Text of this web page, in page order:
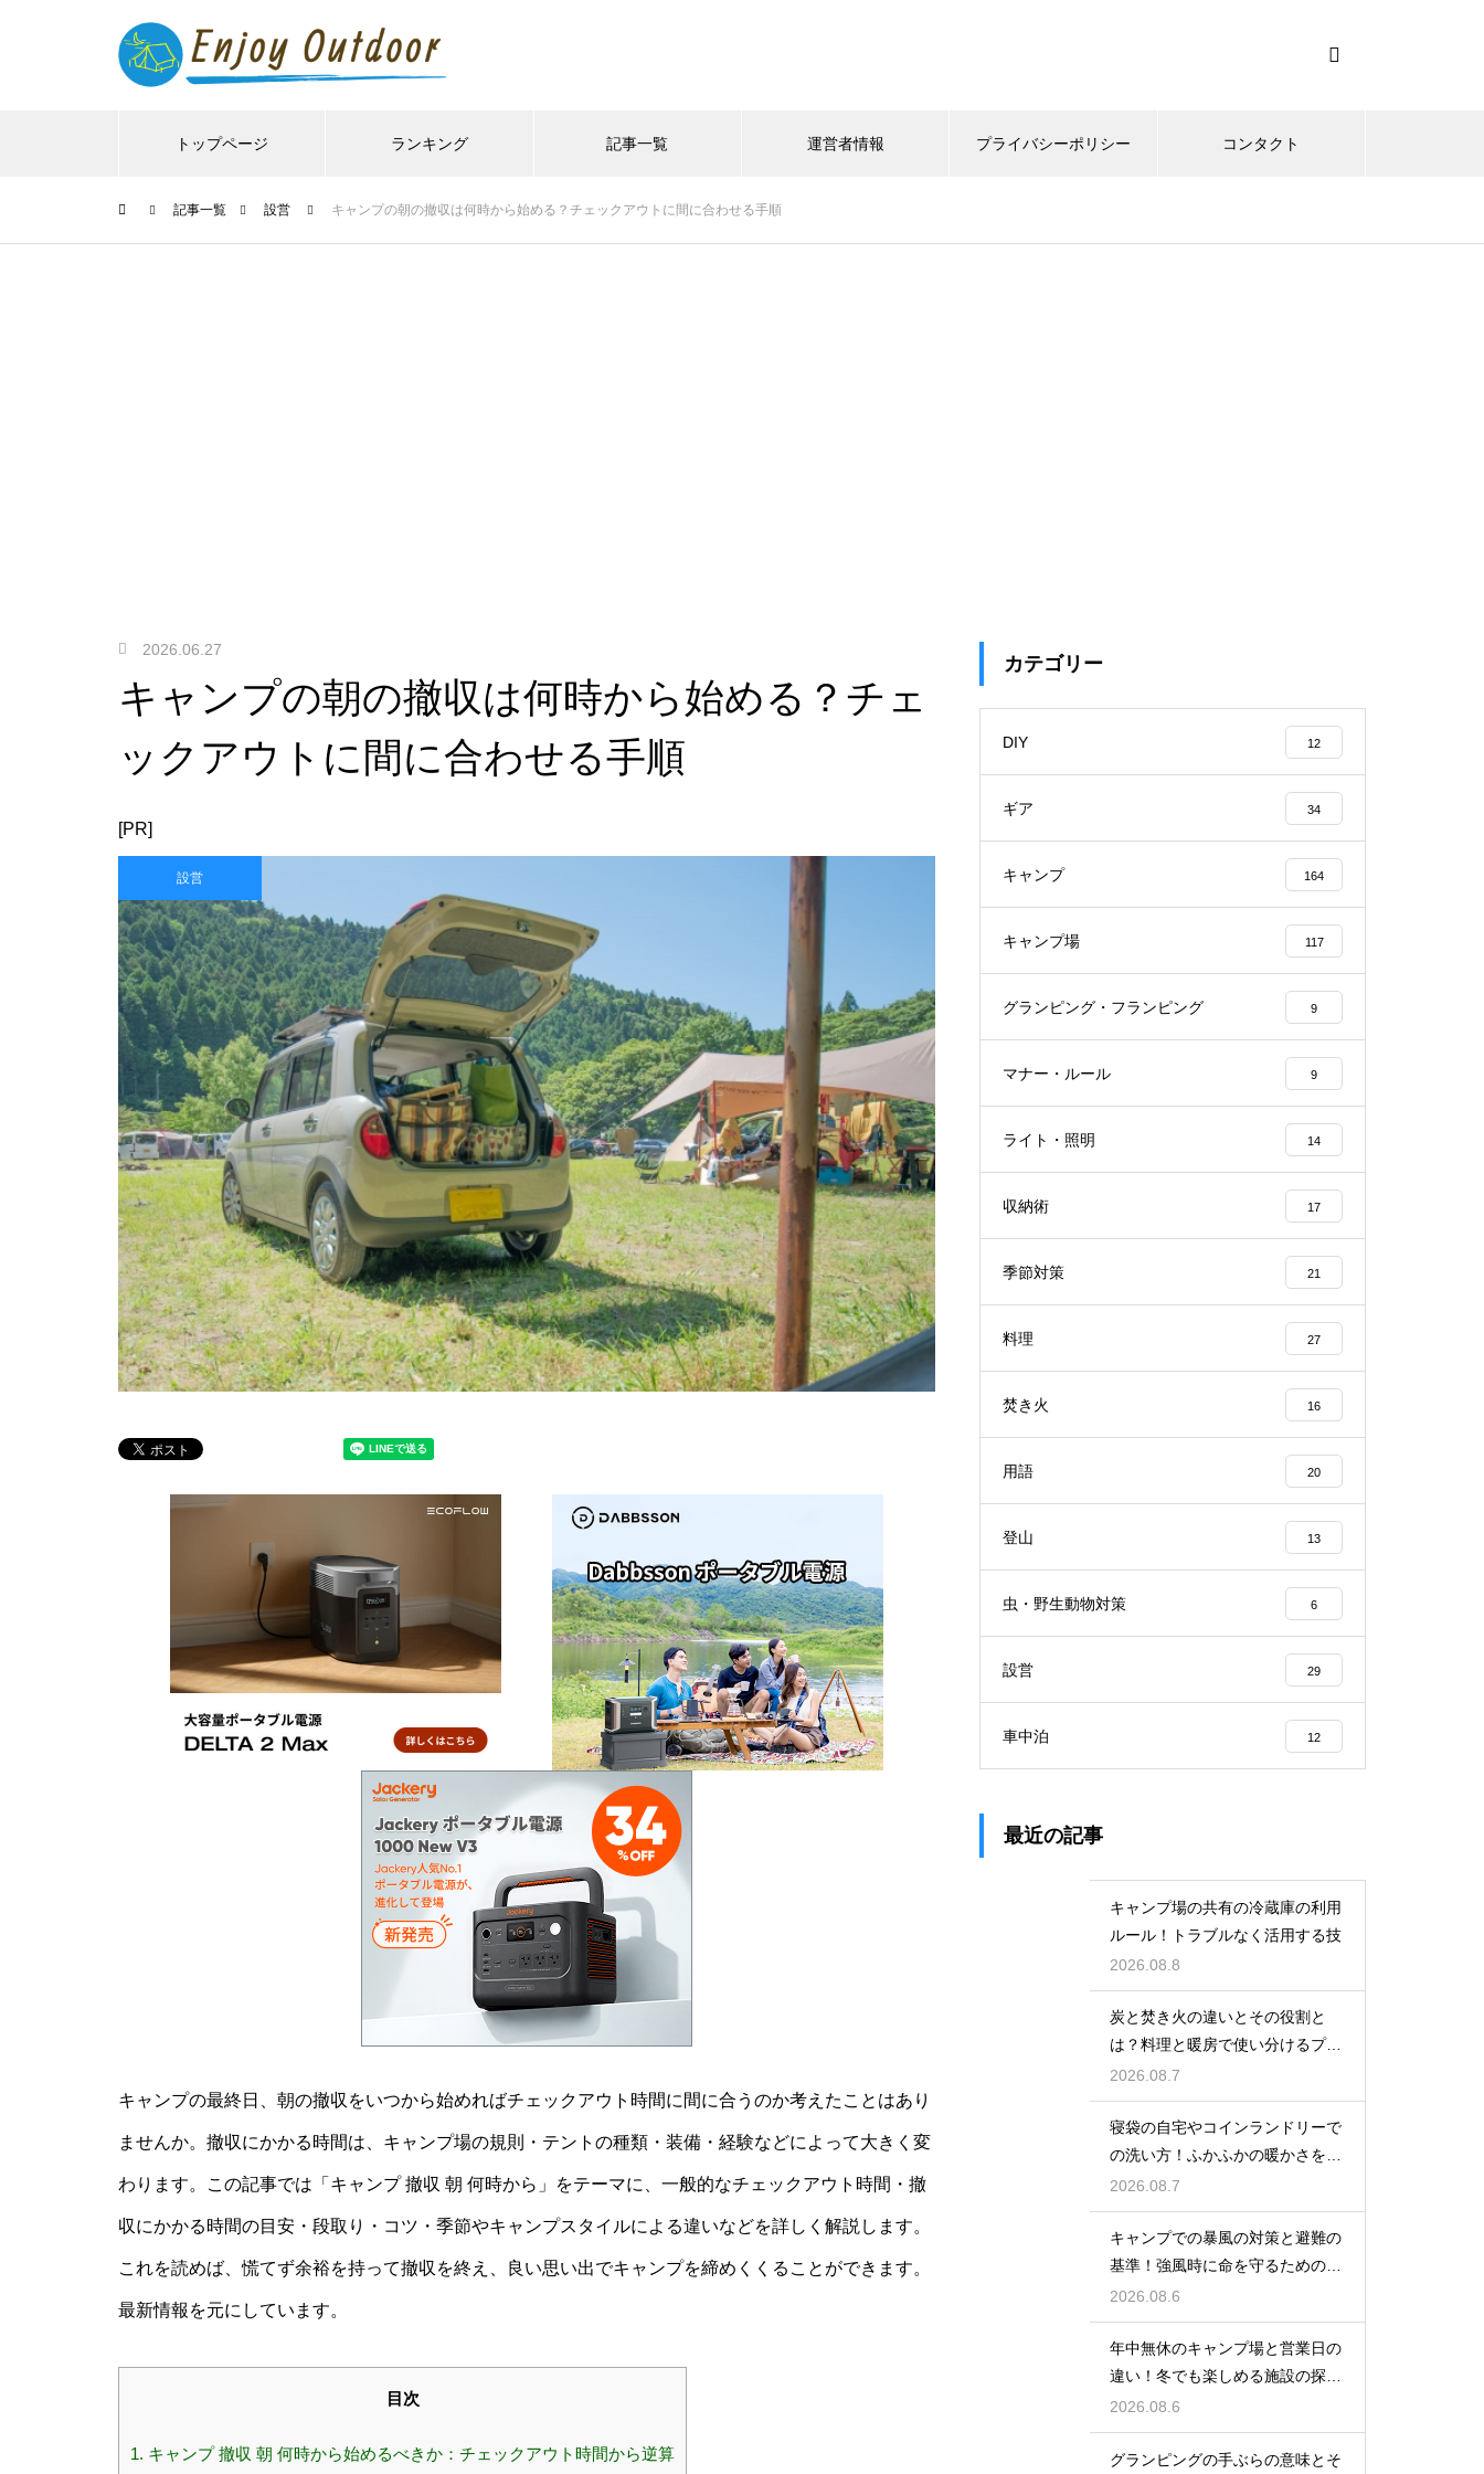
トップページ ランキング 記事一覧 運営者情報 プライバシーポリシー コンタクト
記事一覧 設営 キャンプの朝の撤収は何時から始める？チェックアウトに間に合わせる手順
2026.06.27
キャンプの朝の撤収は何時から始める？チェ
ックアウトに間に合わせる手順
[PR]
設営
キャンプの最終日、朝の撤収をいつから始めればチェックアウト時間に間に合うのか考えたことはあり
ませんか。撤収にかかる時間は、キャンプ場の規則・テントの種類・装備・経験などによって大きく変
わります。この記事では「キャンプ 撤収 朝 何時から」をテーマに、一般的なチェックアウト時間・撤
収にかかる時間の目安・段取り・コツ・季節やキャンプスタイルによる違いなどを詳しく解説します。
これを読めば、慌てず余裕を持って撤収を終え、良い思い出でキャンプを締めくくることができます。
最新情報を元にしています。
目次
1. キャンプ 撤収 朝 何時から始めるべきか：チェックアウト時間から逆算
カテゴリー
DIY 12
ギア 34
キャンプ 164
キャンプ場 117
グランピング・フランピング 9
マナー・ルール 9
ライト・照明 14
収納術 17
季節対策 21
料理 27
焚き火 16
用語 20
登山 13
虫・野生動物対策 6
設営 29
車中泊 12
最近の記事
キャンプ場の共有の冷蔵庫の利用
ルール！トラブルなく活用する技
2026.08.8
炭と焚き火の違いとその役割と
は？料理と暖房で使い分けるプロ
の技
2026.08.7
寝袋の自宅やコインランドリーで
の洗い方！ふかふかの暖かさを復
活させる
2026.08.7
キャンプでの暴風の対策と避難の
基準！強風時に命を守るための行
動
2026.08.6
年中無休のキャンプ場と営業日の
違い！冬でも楽しめる施設の探し
方
2026.08.6
グランピングの手ぶらの意味とそ